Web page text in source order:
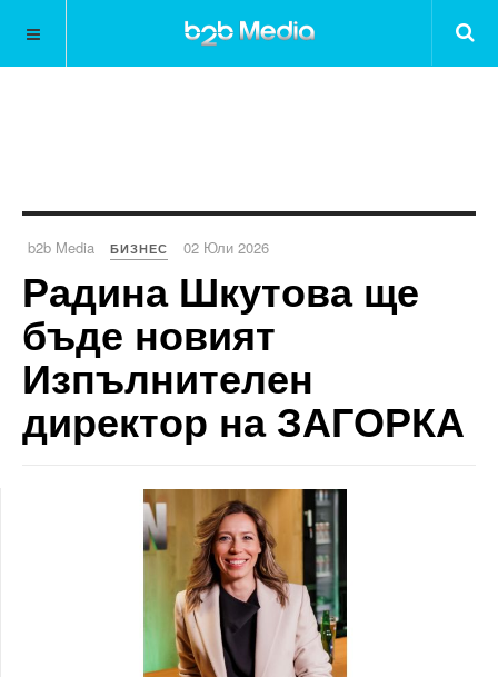
b2b Media БИЗНЕС 02 Юли 2026
Радина Шкутова ще
бъде новият
Изпълнителен
директор на ЗАГОРКА